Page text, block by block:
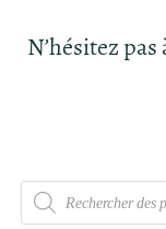
N’hésitez